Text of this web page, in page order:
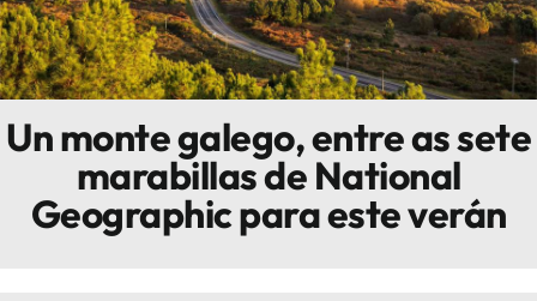
Sostenibilidad
Innova
Un monte galego, entre as sete
marabillas de National
Geographic para este verán